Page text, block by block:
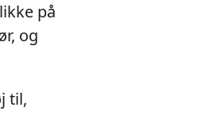
på
og
til,